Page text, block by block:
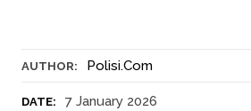
AUTHOR: Polisi.com
DATE: 7 January 2026